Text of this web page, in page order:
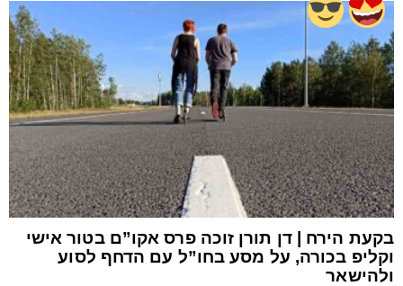
בקעת הירח | דן תורן זוכה פרס אקו”ם בטור אישי
וקליפ בכורה, על מסע בחו”ל עם הדחף לסוע
ולהישאר